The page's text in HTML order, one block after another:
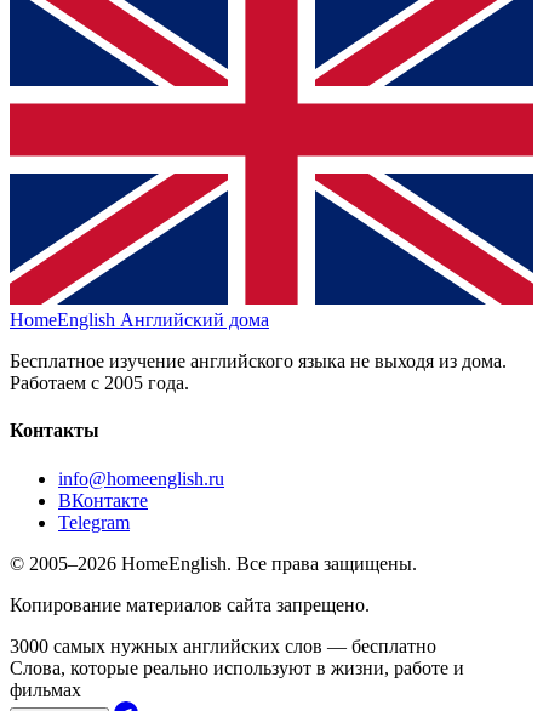
HomeEnglish Английский дома
Бесплатное изучение английского языка не выходя из дома.
Работаем с 2005 года.
Контакты
info@homeenglish.ru
ВКонтакте
Telegram
© 2005–2026 HomeEnglish. Все права защищены.
Копирование материалов сайта запрещено.
3000 самых нужных английских слов — бесплатно
Слова, которые реально используют в жизни, работе и
фильмах